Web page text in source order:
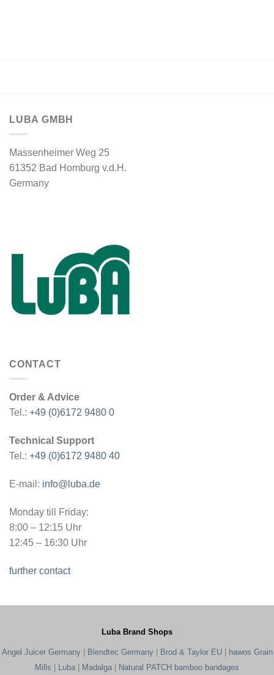
LUBA GMBH
Massenheimer Weg 25
61352 Bad Homburg v.d.H.
Germany
CONTACT
Order & Advice
Tel.: +49 (0)6172 9480 0
Technical Support
Tel.: +49 (0)6172 9480 40
E-mail: info@luba.de
Monday till Friday:
8:00 – 12:15 Uhr
12:45 – 16:30 Uhr
further contact
Luba Brand Shops
Angel Juicer Germany| Blendtec Germany| Brod & Taylor EU|
hawos Grain
Mills
Luba Madalga Natural PATCH bamboo bandages